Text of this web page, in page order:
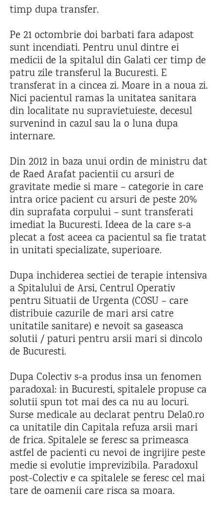
timp dupa transfer.
Pe 21 octombrie doi barbati fara adapost
sunt incendiati. Pentru unul dintre ei
medicii de la spitalul din Galati cer timp de
patru zile transferul la Bucuresti. E
transferat in a cincea zi. Moare in a noua zi.
Nici pacientul ramas la unitatea sanitara
din localitate nu supravietuieste, decesul
survenind in cazul sau la o luna dupa
internare.
Din 2012 in baza unui ordin de ministru dat
de Raed Arafat pacientii cu arsuri de
gravitate medie si mare – categorie in care
intra orice pacient cu arsuri de peste 20%
din suprafata corpului – sunt transferati
imediat la Bucuresti. Ideea de la care s-a
plecat a fost aceea ca pacientul sa fie tratat
in unitati specializate, superioare.
Dupa inchiderea sectiei de terapie intensiva
a Spitalului de Arsi, Centrul Operativ
pentru Situatii de Urgenta (COSU – care
distribuie cazurile de mari arsi catre
unitatile sanitare) e nevoit sa gaseasca
solutii / paturi pentru arsii mari si dincolo
de Bucuresti.
Dupa Colectiv s-a produs insa un fenomen
paradoxal: in Bucuresti, spitalele propuse ca
solutii spun tot mai des ca nu au locuri.
Surse medicale au declarat pentru Dela0.ro
ca unitatile din Capitala refuza arsii mari
de frica. Spitalele se feresc sa primeasca
astfel de pacienti cu nevoi de ingrijire peste
medie si evolutie imprevizibila. Paradoxul
post-Colectiv e ca spitalele se feresc cel mai
tare de oamenii care risca sa moara.